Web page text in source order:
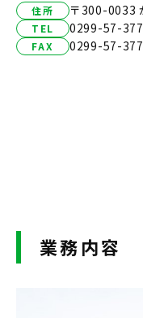
住所 〒300-0033
TEL 0299-57-
FAX 0299-57-
業務内容